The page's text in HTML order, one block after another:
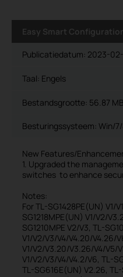
Easy Smart
Publicatiedatum: 2023-
Taal: Engels
Bestandsgrootte: 56.87 MB
Besturingssysteem: Win/
New Features/
1. Upgraded the
switches to enhance
Notes:
For TL-SG1428PE(UN) V1/
SG1218MPE(UN) V1/V2/
SG1210MPE V2/V3, TL-
V1/V2/V3/V4/V4.20/V4.26/
V1/V2/V3.20/V3.26/V4/V5/
V1/V2/V3/V4/V4.2/V6, TL-
TL-SG616E(UN) V2.26, TL-